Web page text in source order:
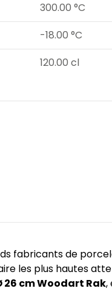
300.00 °C
-18.00 °C
120.00 cl
fabricants de
les plus hautes
cm Woodart Rak,